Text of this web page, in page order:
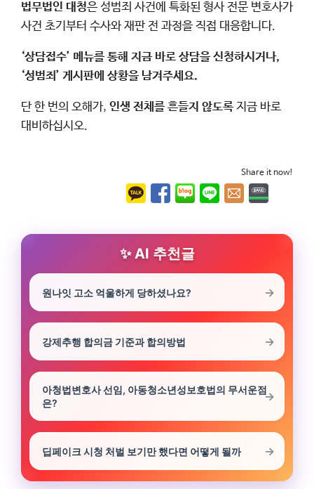
법무법인 대청은 성범죄 사건에 특화된 형사 전문 변호사가
사건 초기부터 수사와 재판 전 과정을 직접 대응합니다.
‘상담접수’ 메뉴를 통해 지금 바로 상담을 신청하시거나,
‘성범죄’ 게시판에 상황을 남겨주세요.
단 한 번의 오해가, 인생 전체를 흔들지 않도록 지금 바로
대비하십시오.
Share it now!
AI 추천글
원나잇 고소 억울하게 당하셨나요?
강제추행 합의금 기준과 합의방법
아청법변호사 선임, 아동청소년성보호법의 무서운점
은?
딥페이크 시청 처벌 보기만 했다면 어떻게 될까